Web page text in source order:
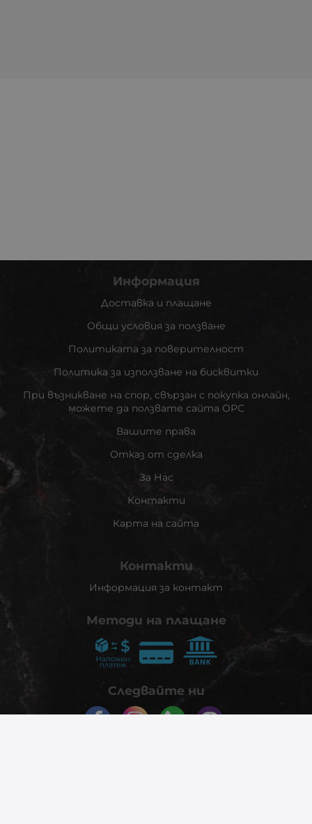
Информация
Доставка и плащане
Общи условия за ползване
Политиката за поверителност
Политика за използване на бисквитки
При възникване на спор, свързан с покупка онлайн,
можете да ползвате сайта ОРС
Вашите права
Отказ от сделка
За Нас
Контакти
Карта на сайта
Контакти
Информация за контакт
Методи на плащане
Следвайте ни